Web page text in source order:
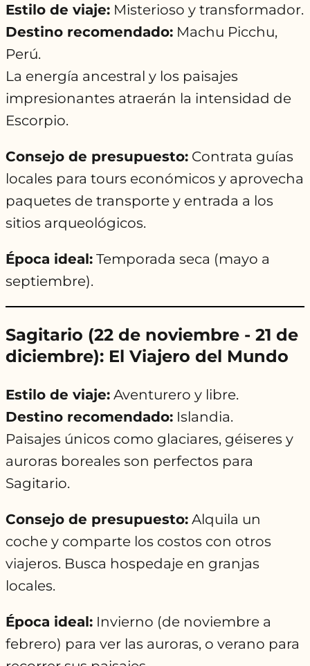
Estilo de viaje: Misterioso y transformador.
Destino recomendado: Machu Picchu,
Perú.
La energía ancestral y los paisajes
impresionantes atraerán la intensidad de
Escorpio.
Consejo de presupuesto: Contrata guías
locales para tours económicos y aprovecha
paquetes de transporte y entrada a los
sitios arqueológicos.
Época ideal: Temporada seca (mayo a
septiembre).
Sagitario (22 de noviembre - 21 de
diciembre): El Viajero del Mundo
Estilo de viaje: Aventurero y libre.
Destino recomendado: Islandia.
Paisajes únicos como glaciares, géiseres y
auroras boreales son perfectos para
Sagitario.
Consejo de presupuesto: Alquila un
coche y comparte los costos con otros
viajeros. Busca hospedaje en granjas
locales.
Época ideal: Invierno (de noviembre a
febrero) para ver las auroras, o verano para